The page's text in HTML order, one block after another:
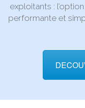
exploitants :
performante et